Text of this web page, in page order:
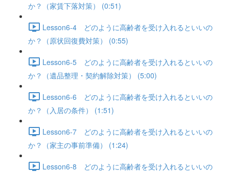
か？（家賃下落対策） (0:51)
Lesson6-4 どのように高齢者を受け入れるといいの
か？（原状回復費対策） (0:55)
Lesson6-5 どのように高齢者を受け入れるといいの
か？（遺品整理・契約解除対策） (5:00)
Lesson6-6 どのように高齢者を受け入れるといいの
か？（入居の条件） (1:51)
Lesson6-7 どのように高齢者を受け入れるといいの
か？（家主の事前準備） (1:24)
Lesson6-8 どのように高齢者を受け入れるといいの